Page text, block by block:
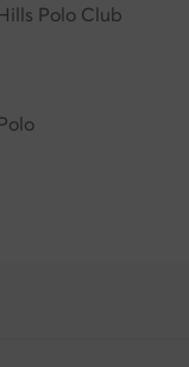
Polo Club